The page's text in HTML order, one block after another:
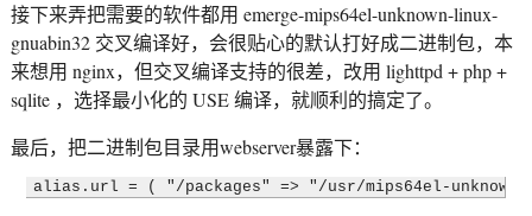
接下来弄把需要的软件都用 emerge-mips64el-unknown-linux-
gnuabin32 交叉编译好，会很贴心的默认打好成二进制包，本
来想用 nginx，但交叉编译支持的很差，改用 lighttpd + php +
sqlite ，选择最小化的 USE 编译，就顺利的搞定了。
最后，把二进制包目录用webserver暴露下：